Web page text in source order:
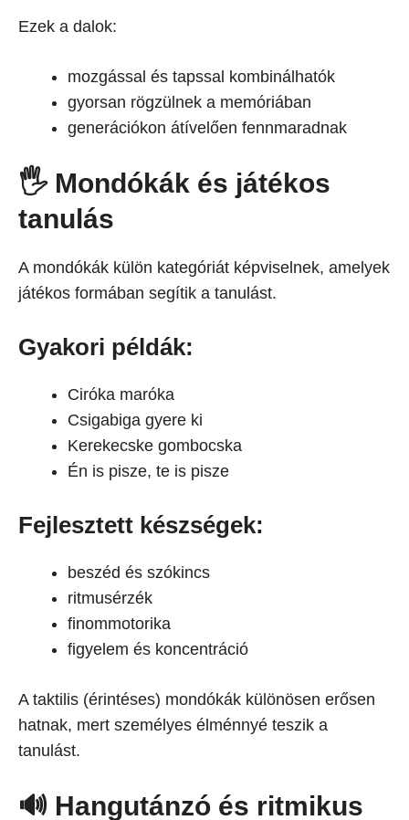
Ezek a dalok:
mozgással és tapssal kombinálhatók
gyorsan rögzülnek a memóriában
generációkon átívelően fennmaradnak
🖐️ Mondókák és játékos
tanulás
A mondókák külön kategóriát képviselnek, amelyek
játékos formában segítik a tanulást.
Gyakori példák:
Ciróka maróka
Csigabiga gyere ki
Kerekecske gombocska
Én is pisze, te is pisze
Fejlesztett készségek:
beszéd és szókincs
ritmusérzék
finommotorika
figyelem és koncentráció
A taktilis (érintéses) mondókák különösen erősen
hatnak, mert személyes élménnyé teszik a
tanulást.
🔊 Hangutánzó és ritmikus